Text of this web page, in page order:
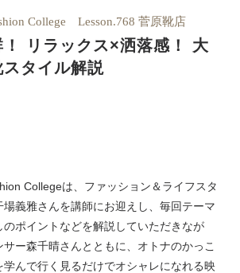
College Lesson.768 菅原靴店
！ リラックス×洒落感！ 大
スタイル解説
Collegeは、ファッション＆ライフスタ
場義雅さんを講師にお迎えし、毎回テーマ
のポイントなどを解説していただきなが
ー森千晴さんとともに、オトナのかっこ
学んで行く見るだけでオシャレになれる映